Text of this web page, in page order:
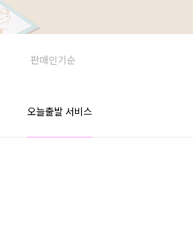
판매인기순
오늘출발 서비스